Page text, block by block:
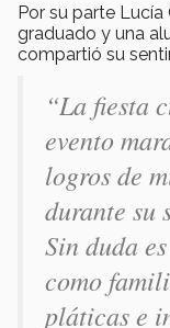
Por su parte
graduado y una
compartió su
“La fiesta
evento
logros de
durante su
Sin duda
como
pláticas e